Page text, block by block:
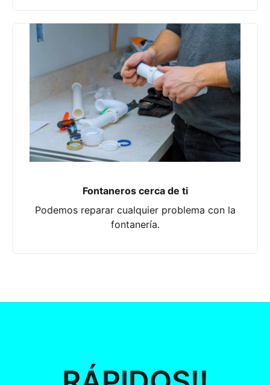
Fontaneros cerca de ti
Podemos reparar cualquier problema con la
fontanería.